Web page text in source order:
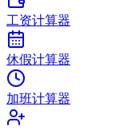
工资计算器
休假计算器
加班计算器